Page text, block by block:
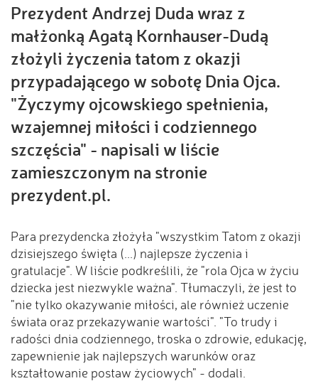
Prezydent Andrzej Duda wraz z
małżonką Agatą Kornhauser-Dudą
złożyli życzenia tatom z okazji
przypadającego w sobotę Dnia Ojca.
"Życzymy ojcowskiego spełnienia,
wzajemnej miłości i codziennego
szczęścia" - napisali w liście
zamieszczonym na stronie
prezydent.pl.
Para prezydencka złożyła "wszystkim Tatom z okazji
dzisiejszego święta (...) najlepsze życzenia i
gratulacje". W liście podkreślili, że "rola Ojca w życiu
dziecka jest niezwykle ważna". Tłumaczyli, że jest to
"nie tylko okazywanie miłości, ale również uczenie
świata oraz przekazywanie wartości". "To trudy i
radości dnia codziennego, troska o zdrowie, edukację,
zapewnienie jak najlepszych warunków oraz
kształtowanie postaw życiowych" - dodali.